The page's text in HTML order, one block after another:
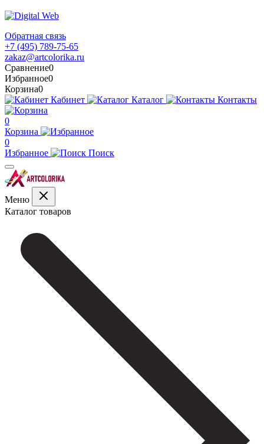
Обратная связь
+7 (495) 789-75-65
zakaz@artcolorika.ru
Сравнение0
Избранное0
Корзина0
Кабинет
Каталог Контакты
0
Корзина
0
Избранное
Поиск
Меню
Каталог товаров